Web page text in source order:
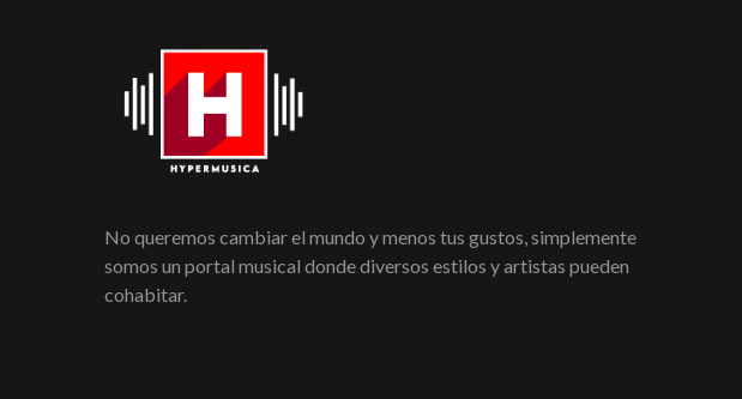
No queremos cambiar el mundo y menos tus gustos, simplemente
somos un portal musical donde diversos estilos y artistas pueden
cohabitar.